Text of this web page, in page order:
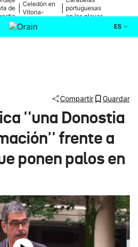
de
Celedón en
Vitoria-
portuguesas
en las playas
ES
Ikusmiran
Eguraldia
Compartir Guardar
''una Donostia
frente a
ponen palos en